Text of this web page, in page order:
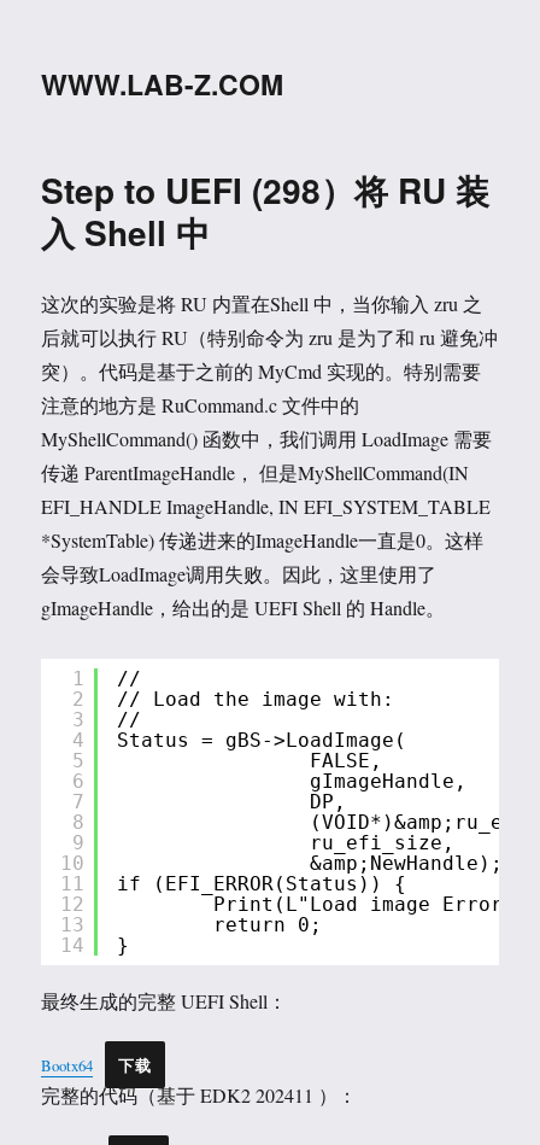
WWW.LAB-Z.COM
Step to UEFI (298）将 RU 装
入 Shell 中
这次的实验是将 RU 内置在Shell 中，当你输入 zru 之
后就可以执行 RU（特别命令为 zru 是为了和 ru 避免冲
突）。代码是基于之前的 MyCmd 实现的。特别需要
注意的地方是 RuCommand.c 文件中的
MyShellCommand() 函数中，我们调用 LoadImage 需要
传递 ParentImageHandle， 但是MyShellCommand(IN
EFI_HANDLE ImageHandle, IN EFI_SYSTEM_TABLE
*SystemTable) 传递进来的ImageHandle一直是0。这样
会导致LoadImage调用失败。因此，这里使用了
gImageHandle，给出的是 UEFI Shell 的 Handle。
1
2
3
4
5
6
7
8
9
10
11
12
13
14
//
// Load the image with:
//
Status = gBS->LoadImage(
FALSE,
gImageHandle,
DP,
ru_efi_size,
if (EFI_ERROR(Status)) {
Print(L"Load image Error!
return 0;
}
最终生成的完整 UEFI Shell：
Bootx64 下载
完整的代码（基于 EDK2 202411 ）：